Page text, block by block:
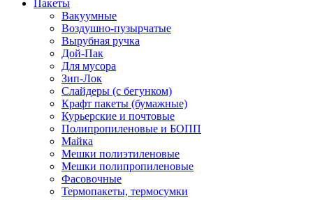
Пакеты
Вакуумные
Воздушно-пузырчатые
Вырубная ручка
Дой-Пак
Для мусора
Зип-Лок
Слайдеры (с бегунком)
Крафт пакеты (бумажные)
Курьерские и почтовые
Полипропиленовые и БОПП
Майка
Мешки полиэтиленовые
Мешки полипропиленовые
Фасовочные
Термопакеты, термосумки